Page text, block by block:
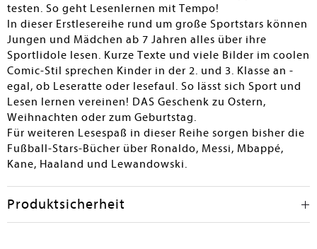
testen. So geht Lesenlernen mit Tempo!
In dieser Erstlesereihe rund um große Sportstars können
Jungen und Mädchen ab 7 Jahren alles über ihre
Sportlidole lesen. Kurze Texte und viele Bilder im coolen
Comic-Stil sprechen Kinder in der 2. und 3. Klasse an -
egal, ob Leseratte oder lesefaul. So lässt sich Sport und
Lesen lernen vereinen! DAS Geschenk zu Ostern,
Weihnachten oder zum Geburtstag.
Für weiteren Lesespaß in dieser Reihe sorgen bisher die
Fußball-Stars-Bücher über Ronaldo, Messi, Mbappé,
Kane, Haaland und Lewandowski.
Produktsicherheit